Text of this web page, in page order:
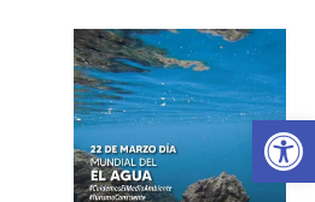
Abrir